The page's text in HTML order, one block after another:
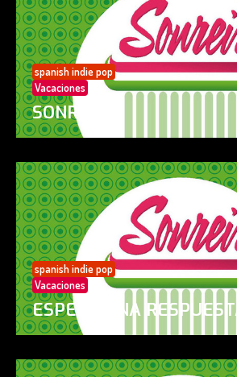
spanish indie pop
Vacaciones
SONREÍR
spanish indie pop
Vacaciones
ESPERO UNA RESPUESTA